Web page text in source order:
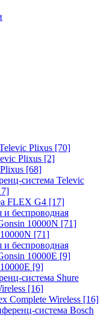
Plixus [70]
Plixus [2]
[68]
система Televic
FLEX G4 [17]
беспроводная
10000N [71]
[71]
беспроводная
10000E [9]
[9]
система Shure
[16]
Complete Wireless [16]
система Bosch